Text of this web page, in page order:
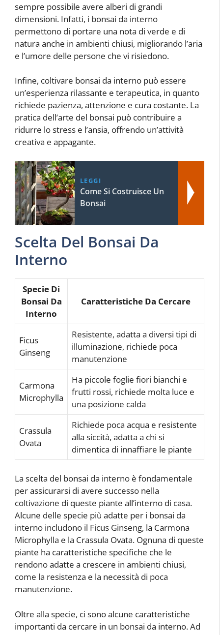
sempre possibile avere alberi di grandi
dimensioni. Infatti, i bonsai da interno
permettono di portare una nota di verde e di
natura anche in ambienti chiusi, migliorando l’aria
e l’umore delle persone che vi risiedono.
Infine, coltivare bonsai da interno può essere
un’esperienza rilassante e terapeutica, in quanto
richiede pazienza, attenzione e cura costante. La
pratica dell’arte del bonsai può contribuire a
ridurre lo stress e l’ansia, offrendo un’attività
creativa e appagante.
LEGGI
Come Si Costruisce Un
Bonsai
Scelta Del Bonsai Da
Interno
Specie Di
Bonsai Da
Interno
Caratteristiche Da Cercare
Ficus
Ginseng
Resistente, adatta a diversi tipi di
illuminazione, richiede poca
manutenzione
Carmona
Microphylla
Ha piccole foglie fiori bianchi e
frutti rossi, richiede molta luce e
una posizione calda
Crassula
Ovata
Richiede poca acqua e resistente
alla siccità, adatta a chi si
dimentica di innaffiare le piante
La scelta del bonsai da interno è fondamentale
per assicurarsi di avere successo nella
coltivazione di queste piante all’interno di casa.
Alcune delle specie più adatte per i bonsai da
interno includono il Ficus Ginseng, la Carmona
Microphylla e la Crassula Ovata. Ognuna di queste
piante ha caratteristiche specifiche che le
rendono adatte a crescere in ambienti chiusi,
come la resistenza e la necessità di poca
manutenzione.
Oltre alla specie, ci sono alcune caratteristiche
importanti da cercare in un bonsai da interno. Ad